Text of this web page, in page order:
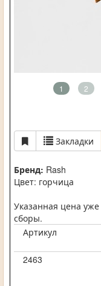
1 2
Закладки
Бренд: Rash
Цвет: горчица
Указанная цена
сборы.
Артикул
2463